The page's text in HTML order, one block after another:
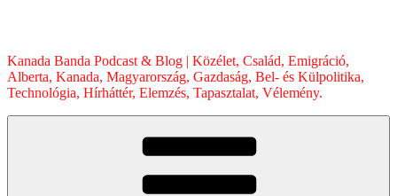
Kanada Banda Podcast & Blog | Közélet, Család, Emigráció,
Alberta, Kanada, Magyarország, Gazdaság, Bel- és Külpolitika,
Technológia, Hírháttér, Elemzés, Tapasztalat, Vélemény.